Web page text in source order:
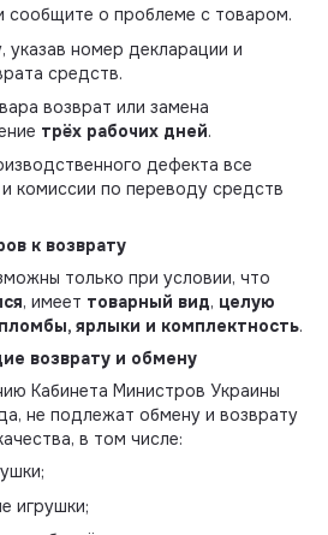
сообщите о проблеме с товаром.
указав номер декларации и
средств.
возврат или замена
трёх рабочих дней.
дефекта все
комиссии по переводу средств
к возврату
только при условии, что
, имеет товарный вид, целую
ярлыки и комплектность.
возврату и обмену
Кабинета Министров Украины
не подлежат обмену и возврату
в том числе:
игрушки;